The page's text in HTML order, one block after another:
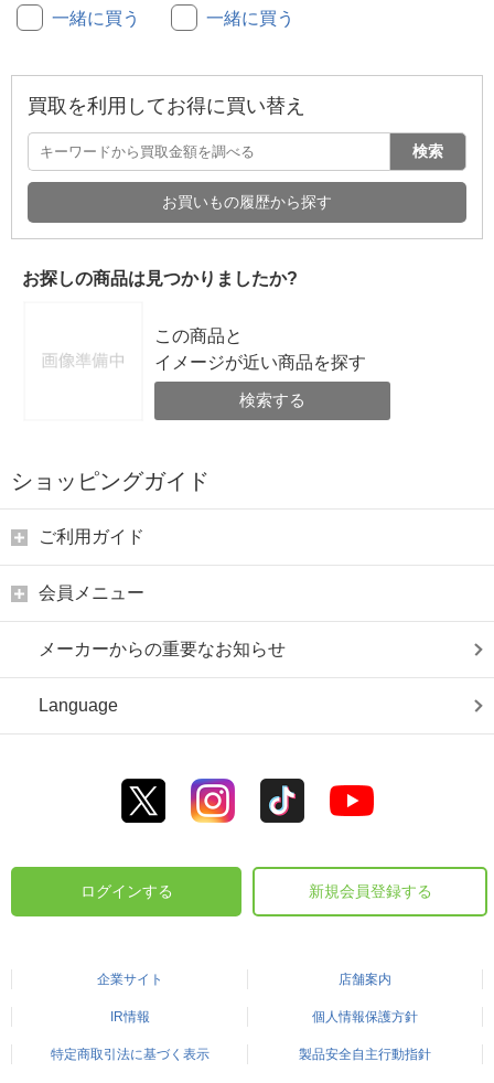
一緒に買う 一緒に買う
買取を利用してお得に買い替え
検索
お買いもの履歴から探す
お探しの商品は見つかりましたか?
この商品と
イメージが近い商品を探す
検索する
ショッピングガイド
ご利用ガイド
会員メニュー
メーカーからの重要なお知らせ
Language
ログインする 新規会員登録する
企業サイト 店舗案内
IR情報 個人情報保護方針
特定商取引法に基づく表示 製品安全自主行動指針